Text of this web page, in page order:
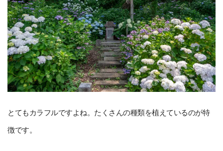
とてもカラフルですよね。たくさんの種類を植えているのが特
徴です。